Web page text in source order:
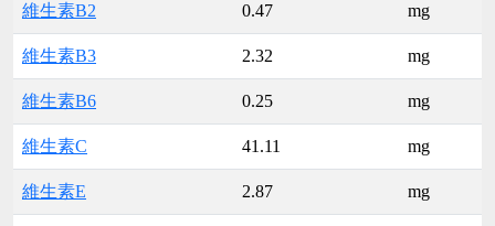
維生素B2 0.47 mg
維生素B3 2.32 mg
維生素B6 0.25 mg
維生素C 41.11 mg
維生素E 2.87 mg